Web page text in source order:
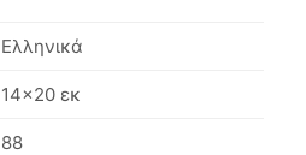
Ελληνικά
14×20 εκ
88